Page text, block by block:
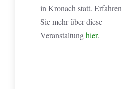
in Kronach statt. Erfahren
Sie mehr über diese
Veranstaltunghier.